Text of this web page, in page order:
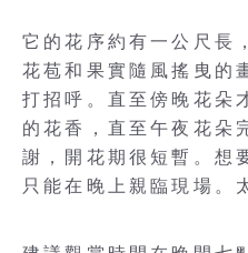
它的花序約有一公尺長
花苞和果實隨風搖曳的
打招呼。直至傍晚花朵
的花香，直至午夜花朵
謝，開花期很短暫。想
只能在晚上親臨現場。